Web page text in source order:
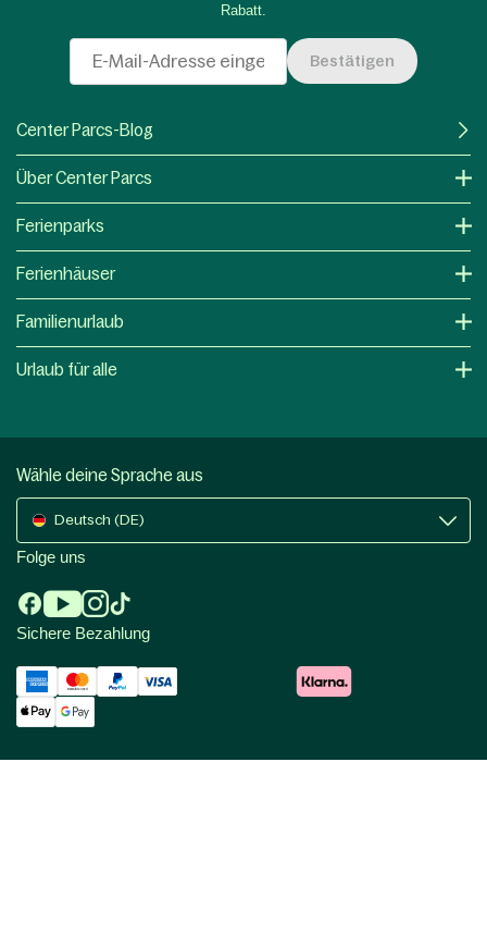
Rabatt.
Bestätigen
Center Parcs-Blog
Über Center Parcs
Ferienparks
Ferienhäuser
Familienurlaub
Urlaub für alle
Wähle deine Sprache aus
Deutsch (DE)
Folge uns
Sichere Bezahlung